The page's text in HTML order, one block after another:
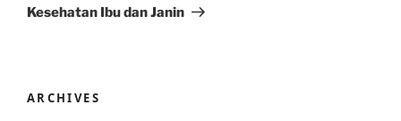
Kesehatan Ibu dan Janin
ARCHIVES